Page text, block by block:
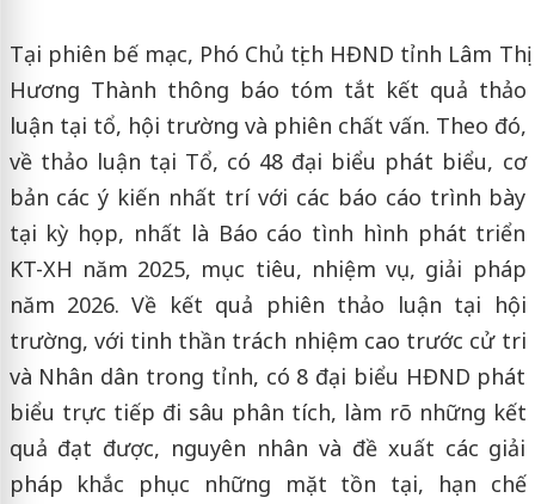
Tại phiên bế mạc, Phó Chủ tịch HĐND tỉnh Lâm Thị
Hương Thành thông báo tóm tắt kết quả thảo
luận tại tổ, hội trường và phiên chất vấn. Theo đó,
về thảo luận tại Tổ, có 48 đại biểu phát biểu, cơ
bản các ý kiến nhất trí với các báo cáo trình bày
tại kỳ họp, nhất là Báo cáo tình hình phát triển
KT-XH năm 2025, mục tiêu, nhiệm vụ, giải pháp
năm 2026. Về kết quả phiên thảo luận tại hội
trường, với tinh thần trách nhiệm cao trước cử tri
và Nhân dân trong tỉnh, có 8 đại biểu HĐND phát
biểu trực tiếp đi sâu phân tích, làm rõ những kết
quả đạt được, nguyên nhân và đề xuất các giải
pháp khắc phục những mặt tồn tại, hạn chế